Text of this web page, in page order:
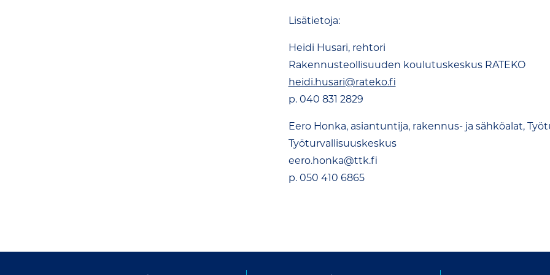
Lisätietoja:
Heidi Husari, rehtori
Rakennusteollisuuden koulutuskeskus RATEKO
heidi.husari@rateko.fi
p. 040 831 2829
Eero Honka, asiantuntija, rakennus- ja sähköalat,
Työturvallisuuskeskus
eero.honka@ttk.fi
p. 050 410 6865